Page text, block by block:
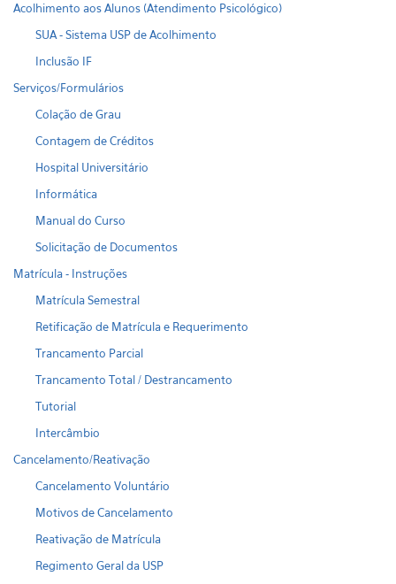
Acolhimento aos Alunos (Atendimento Psicológico)
SUA - Sistema USP de Acolhimento
Inclusão IF
Serviços/Formulários
Colação de Grau
Contagem de Créditos
Hospital Universitário
Informática
Manual do Curso
Solicitação de Documentos
Matrícula - Instruções
Matrícula Semestral
Retificação de Matrícula e Requerimento
Trancamento Parcial
Trancamento Total / Destrancamento
Tutorial
Intercâmbio
Cancelamento/Reativação
Cancelamento Voluntário
Motivos de Cancelamento
Reativação de Matrícula
Regimento Geral da USP